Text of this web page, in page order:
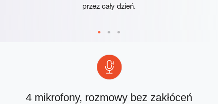
przez cały dzień.
4 mikrofony, rozmowy bez zakłóceń